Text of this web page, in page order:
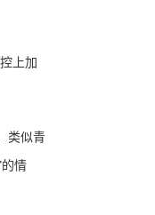
上加
类似青
情